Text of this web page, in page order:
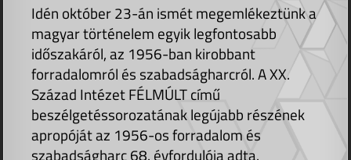
Idén október 23-án ismét megemlékeztünk a
magyar történelem egyik legfontosabb
időszakáról, az 1956-ban kirobbant
forradalomról és szabadságharcról. A XX.
Század Intézet FÉLMÚLT című
beszélgetéssorozatának legújabb részének
apropóját az 1956-os forradalom és
szabadságharc 68. évfordulója adta.